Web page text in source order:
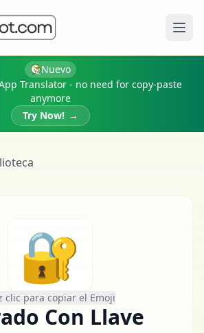
Nuevo
Translator - no need for copy-paste
anymore
Try Now! →
🔐
clic para copiar el Emoji
Con Llave